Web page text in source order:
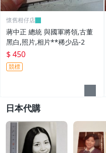
懷舊柑仔店
蔣中正 總統 與國軍將領,古董
黑白,照片,相片**稀少品-2
$ 450
競標
日本代購